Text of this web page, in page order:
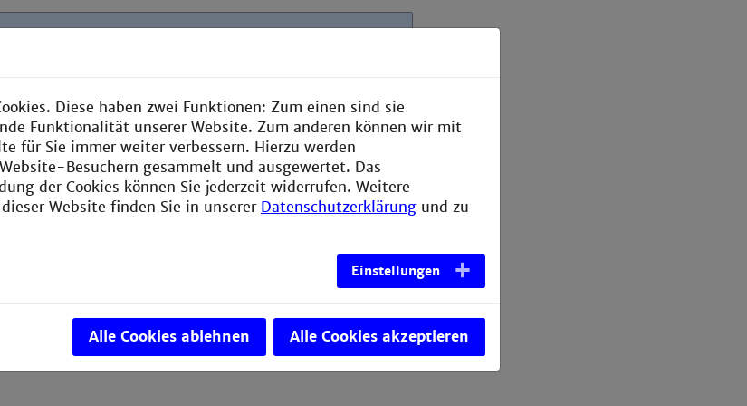
Sie für den Zugriff einen regelkonformen Browser, wie
Beim Zugriff unter Win XP und Internet Explorer
Diese haben zwei Funktionen: Zum einen sind sie
Funktionalität unserer Website. Zum anderen können wir mit
für Sie immer weiter verbessern. Hierzu werden
Besuchern gesammelt und ausgewertet. Das
der Cookies können Sie jederzeit widerrufen. Weitere
Website finden Sie in unserer Datenschutzerklärung und zu
Einstellungen
Alle Cookies ablehnen Alle Cookies akzeptieren